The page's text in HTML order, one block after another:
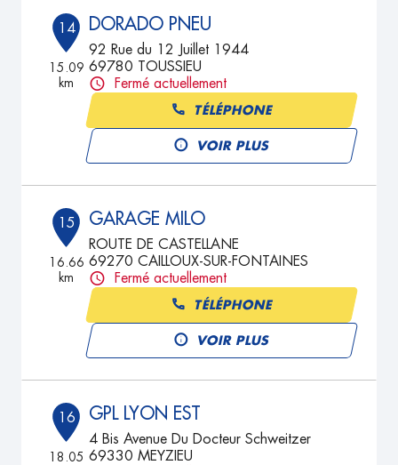
14
15.09
km
DORADO PNEU
92 Rue du 12 Juillet 1944
69780 TOUSSIEU
Fermé actuellement
TÉLÉPHONE
VOIR PLUS
15
16.66
km
GARAGE MILO
ROUTE DE CASTELLANE
69270 CAILLOUX-SUR-FONTAINES
Fermé actuellement
TÉLÉPHONE
VOIR PLUS
16
18.05
GPL LYON EST
4 Bis Avenue Du Docteur Schweitzer
69330 MEYZIEU